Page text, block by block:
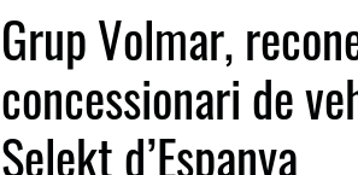
Grup Volmar,
concessionari de
Selekt d’Espanya